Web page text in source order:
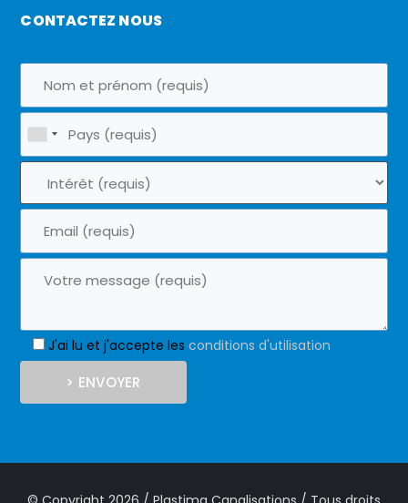
CONTACTEZ NOUS
J'ai lu et j'accepte lesconditions d'utilisation